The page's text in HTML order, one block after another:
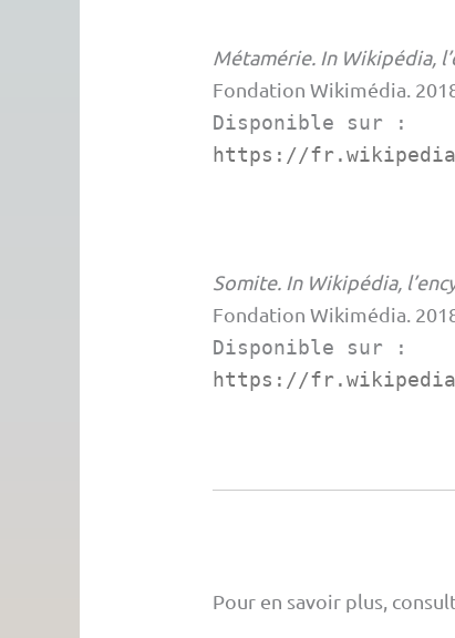
Métamérie. In Wikipédia,
Fondation Wikimédia.
Disponible sur :
https://
Somite. In Wikipédia,
Fondation Wikimédia.
Disponible sur :
https://
Pour en savoir plus,